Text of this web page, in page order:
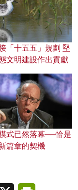
「十五五」規劃 堅
文明建設作出貢獻
式已然落幕──恰是
篇章的契機
X